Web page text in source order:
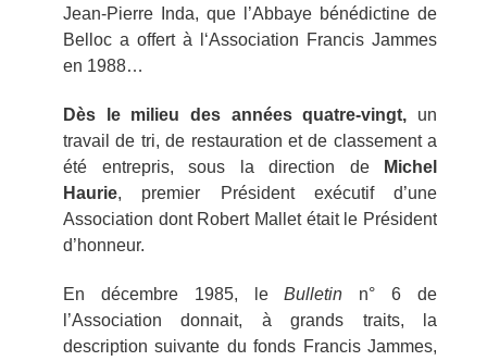
Jean-Pierre Inda, que l’Abbaye bénédictine de
Belloc a offert à l‘Association Francis Jammes
en 1988…
Dès le milieu des années quatre-vingt, un
travail de tri, de restauration et de classement a
été entrepris, sous la direction de
Michel
Haurie, premier Président exécutif d’une
Association dont Robert Mallet était le Président
d’honneur.
En décembre 1985, leBulletin n° 6 de
l’Association donnait, à grands traits, la
description suivante du fonds Francis Jammes,